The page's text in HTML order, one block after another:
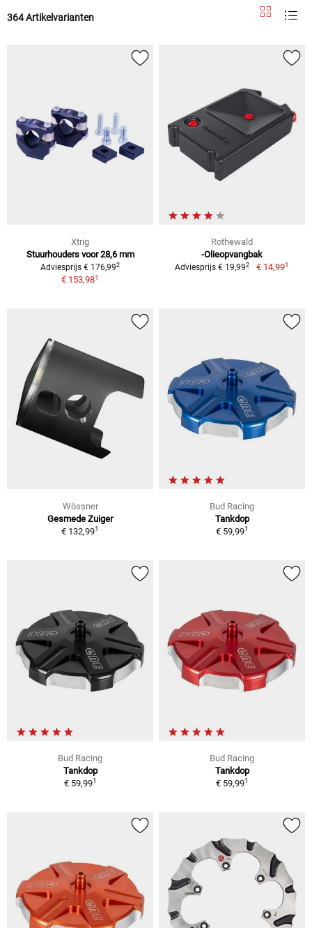
364 Artikelvarianten
Xtrig
Stuurhouders voor 28,6 mm
Adviesprijs € 176,992
€ 153,981
Rothewald
-Olieopvangbak
Adviesprijs € 19,992 € 14,991
Wössner
Gesmede Zuiger
€ 132,991
Bud Racing
Tankdop
€ 59,991
Bud Racing
Tankdop
€ 59,991
Bud Racing
Tankdop
€ 59,991